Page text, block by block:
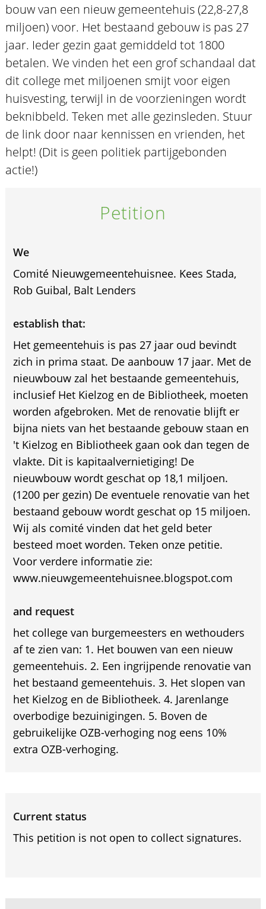
bouw van een nieuw gemeentehuis (22,8-27,8
miljoen) voor. Het bestaand gebouw is pas 27
jaar. Ieder gezin gaat gemiddeld tot 1800
betalen. We vinden het een grof schandaal dat
dit college met miljoenen smijt voor eigen
huisvesting, terwijl in de voorzieningen wordt
beknibbeld. Teken met alle gezinsleden. Stuur
de link door naar kennissen en vrienden, het
helpt! (Dit is geen politiek partijgebonden
actie!)
Petition
We
Comité Nieuwgemeentehuisnee. Kees Stada,
Rob Guibal, Balt Lenders
establish that:
Het gemeentehuis is pas 27 jaar oud bevindt
zich in prima staat. De aanbouw 17 jaar. Met de
nieuwbouw zal het bestaande gemeentehuis,
inclusief Het Kielzog en de Bibliotheek, moeten
worden afgebroken. Met de renovatie blijft er
bijna niets van het bestaande gebouw staan en
't Kielzog en Bibliotheek gaan ook dan tegen de
vlakte. Dit is kapitaalvernietiging! De
nieuwbouw wordt geschat op 18,1 miljoen.
(1200 per gezin) De eventuele renovatie van het
bestaand gebouw wordt geschat op 15 miljoen.
Wij als comité vinden dat het geld beter
besteed moet worden. Teken onze petitie.
Voor verdere informatie zie:
www.nieuwgemeentehuisnee.blogspot.com
and request
het college van burgemeesters en wethouders
af te zien van: 1. Het bouwen van een nieuw
gemeentehuis. 2. Een ingrijpende renovatie van
het bestaand gemeentehuis. 3. Het slopen van
het Kielzog en de Bibliotheek. 4. Jarenlange
overbodige bezuinigingen. 5. Boven de
gebruikelijke OZB-verhoging nog eens 10%
extra OZB-verhoging.
Current status
This petition is not open to collect signatures.